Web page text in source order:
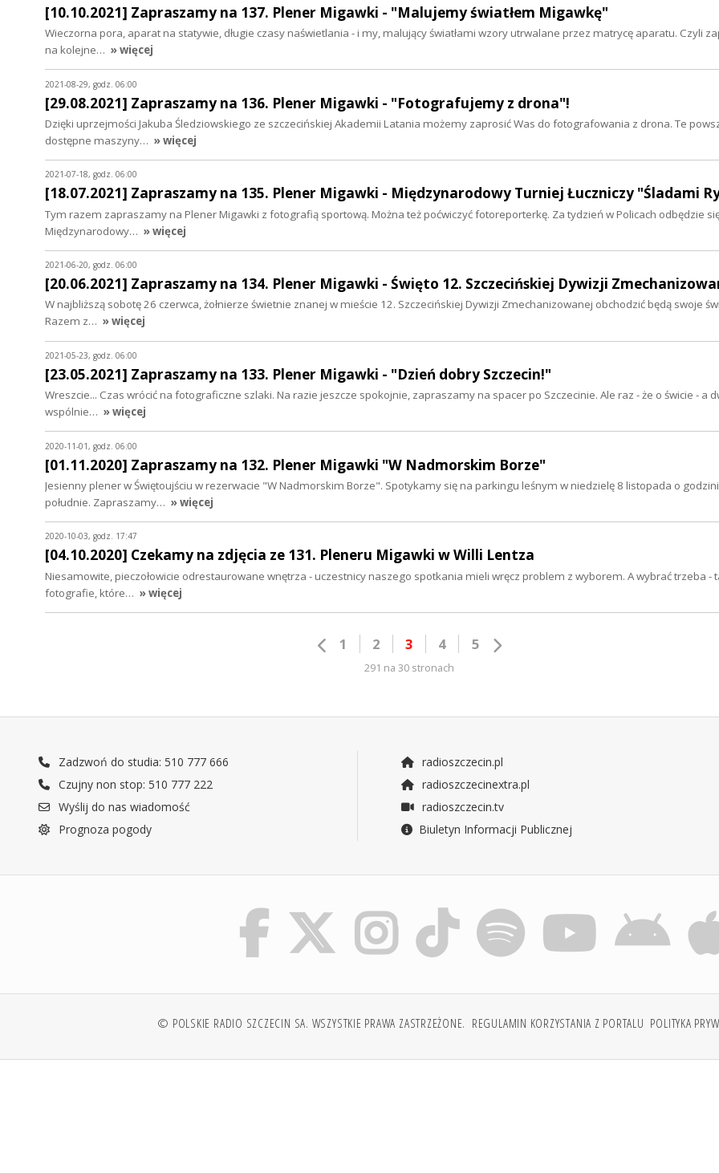
[10.10.2021] Zapraszamy na 137. Plener Migawki - "Malujemy światłem Migawkę"
Wieczorna pora, aparat na statywie, długie czasy naświetlania - i my, malujący światłami wzory utrwalane przez matrycę aparatu. Czyli
na kolejne… » więcej
2021-08-29, godz. 06:00
[29.08.2021] Zapraszamy na 136. Plener Migawki - "Fotografujemy z drona"!
Dzięki uprzejmości Jakuba Śledziowskiego ze szczecińskiej Akademii Latania możemy zaprosić Was do fotografowania z drona. Te
dostępne maszyny… » więcej
2021-07-18, godz. 06:00
[18.07.2021] Zapraszamy na 135. Plener Migawki - Międzynarodowy Turniej Łuczniczy "Śladami
Tym razem zapraszamy na Plener Migawki z fotografią sportową. Można też poćwiczyć fotoreporterkę. Za tydzień w Policach odbędzie
Międzynarodowy… » więcej
2021-06-20, godz. 06:00
[20.06.2021] Zapraszamy na 134. Plener Migawki - Święto 12. Szczecińskiej Dywizji
W najbliższą sobotę 26 czerwca, żołnierze świetnie znanej w mieście 12. Szczecińskiej Dywizji Zmechanizowanej obchodzić będą swoje
Razem z… » więcej
2021-05-23, godz. 06:00
[23.05.2021] Zapraszamy na 133. Plener Migawki - "Dzień dobry Szczecin!"
Wreszcie... Czas wrócić na fotograficzne szlaki. Na razie jeszcze spokojnie, zapraszamy na spacer po Szczecinie. Ale raz - że o świcie - a
wspólnie… » więcej
2020-11-01, godz. 06:00
[01.11.2020] Zapraszamy na 132. Plener Migawki "W Nadmorskim Borze"
Jesienny plener w Świętoujściu w rezerwacie "W Nadmorskim Borze". Spotykamy się na parkingu leśnym w niedzielę 8 listopada o
południe. Zapraszamy… » więcej
2020-10-03, godz. 17:47
[04.10.2020] Czekamy na zdjęcia ze 131. Pleneru Migawki w Willi Lentza
Niesamowite, pieczołowicie odrestaurowane wnętrza - uczestnicy naszego spotkania mieli wręcz problem z wyborem. A wybrać trzeba -
fotografie, które… » więcej
1 2 3 4 5
291 na 30 stronach
Zadzwoń do studia: 510 777 666
Czujny non stop: 510 777 222
Wyślij do nas wiadomość
Prognoza pogody
radioszczecin.pl
radioszczecinextra.pl
radioszczecin.tv
Biuletyn Informacji Publicznej
© POLSKIE RADIO SZCZECIN SA. WSZYSTKIE PRAWA ZASTRZEŻONE. REGULAMIN KORZYSTANIA Z PORTALU POLITYKA